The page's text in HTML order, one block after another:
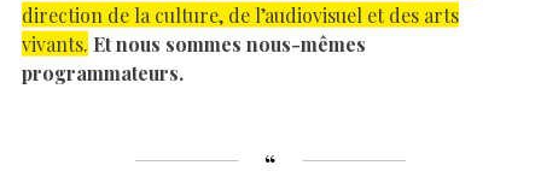
direction de la culture, de l’audiovisuel et des arts
vivants. Et nous sommes nous-mêmes
programmateurs.